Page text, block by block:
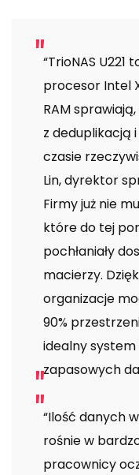
“TrioNAS
procesor Intel
RAM
z deduplikacją
czasie
Lin, dyrektor
Firmy już nie
które do tej
pochłaniały
macierzy.
organizacje
90%
idealny
zapasowych
“Ilość danych
rośnie w
pracownicy